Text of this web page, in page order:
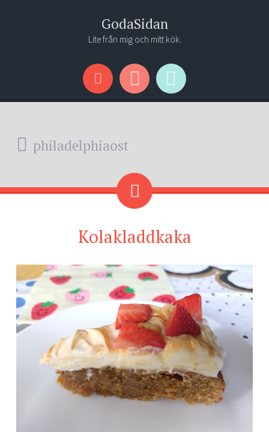
GodaSidan
Lite från mig och mitt kök.
Menu
Widgets
Search
philadelphiaost
Kolakladdkaka